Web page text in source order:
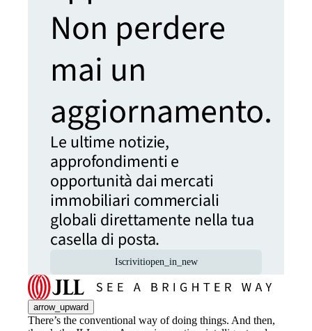
Non perdere
mai un
aggiornamento.
Le ultime notizie,
approfondimenti e
opportunità dai mercati
immobiliari commerciali
globali direttamente nella tua
casella di posta.
Iscrivitiopen_in_new
arrow_upward
There’s the conventional way of doing things. And then,